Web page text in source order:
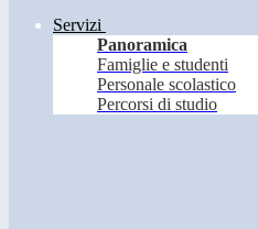
Servizi
Panoramica
Famiglie e studenti
Personale scolastico
Percorsi di studio